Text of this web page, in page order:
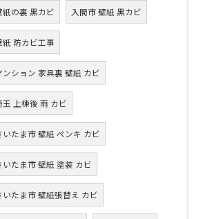
紙の裏 黒カビ 入間市 壁紙 黒カビ
紙 防カビ工事
ンション 家具裏 壁紙 カビ
玉 上棟後 雨 カビ
いたま市 壁紙 ペンキ カビ
いたま市 壁紙 塗装 カビ
いたま市 壁紙張替え カビ